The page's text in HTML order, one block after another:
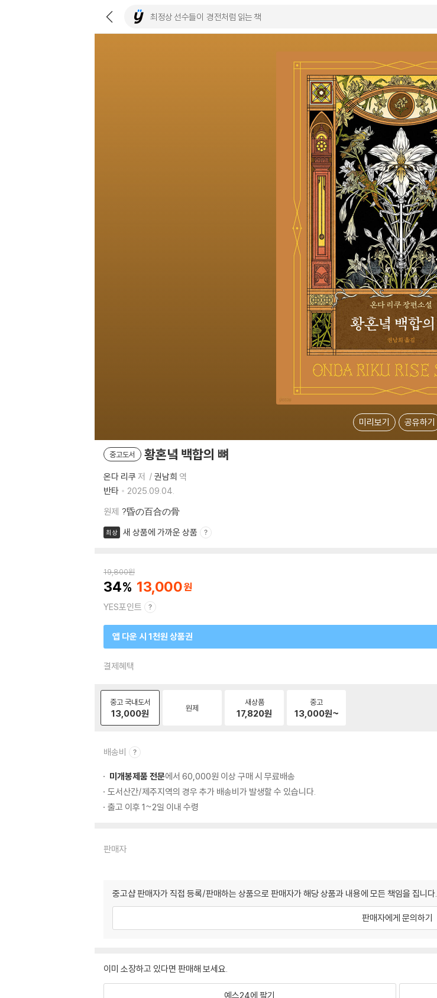
미리보기 공유하기
중고도서 황혼녘 백합의 뼈
온다 리쿠 저 권남희 역
반타
2025.09.04.
원제 ?昏の百合の骨
최상 새 상품에 가까운 상품
19,800원
34 13,000
YES포인트
앱 다운 시 1천원 상품권
결제혜택
중고 국내도서
13,000원 원제
새상품
17,820원
중고
13,000원~
배송비
미개봉제품 전문에서 60,000원 이상 구매 시 무료배송
도서산간/제주지역의 경우 추가 배송비가 발생할 수 있습니다.
출고 이후 1~2일 이내 수령
판매자
중고샵 판매자가 직접 등록/판매하는 상품으로 판매자가 해당 상품과 내용에 모든 책임을 집니다.
판매자에게 문의하기
이미 소장하고 있다면 판매해 보세요.
예스24에 팔기